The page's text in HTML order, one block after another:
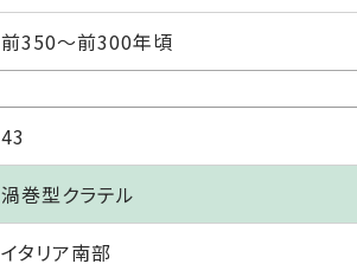
前350～前300年頃
43
渦巻型クラテル
イタリア南部